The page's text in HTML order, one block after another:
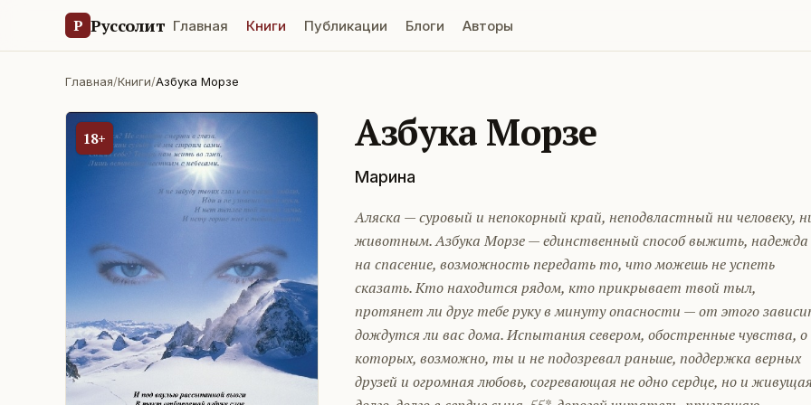
Р Руссолит Главная Книги Публикации Блоги Авторы
Главная/Книги/Азбука Морзе
18+ Азбука Морзе
Марина
Аляска — суровый и непокорный край, неподвластный ни человеку,
животным. Азбука Морзе — единственный способ выжить, надежда
на спасение, возможность передать то, что можешь не успеть
сказать. Кто находится рядом, кто прикрывает твой тыл,
протянет ли друг тебе руку в минуту опасности — от этого
дождутся ли вас дома. Испытания севером, обостренные чувства, о
которых, возможно, ты и не подозревал раньше, поддержка верных
друзей и огромная любовь, согревающая не одно сердце, но и